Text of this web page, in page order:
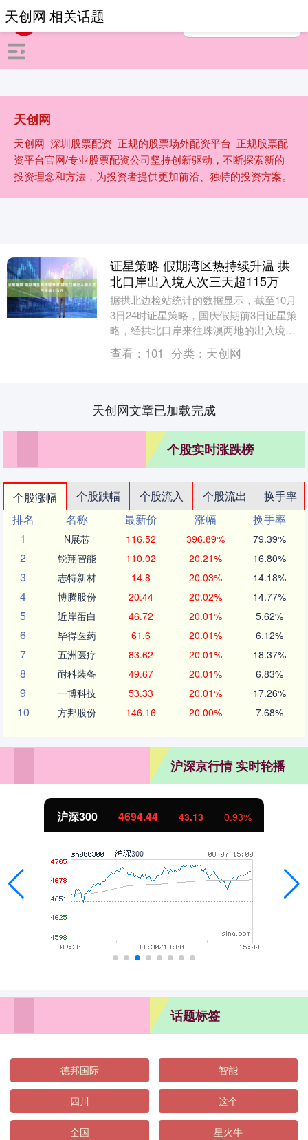
天创网
天创网_深圳股票配资_正规的股票场外配资平台_正规股票配
资平台官网/专业股票配资公司坚持创新驱动，不断探索新的
投资理念和方法，为投资者提供更加前沿、独特的投资方案。
天创网 相关话题
证星策略 假期湾区热持续升温 拱
北口岸出入境人次三天超115万
据拱北边检站统计的数据显示，截至10月
3日24时证星策略，国庆假期前3日证星策
略，经拱北口岸来往珠澳两地的出入境人
员总量超115万人次，同比增长超5%，其
中内地....
查看： 101 分类： 天创网
天创网文章已加载完成
个股实时涨跌榜
个股涨幅 个股跌幅 个股流入 个股流出
换手率
排名
名称 最新价 涨幅
换手率
1
N展芯 116.52 396.89% 79.39%
2 锐翔智能 110.02 20.21% 16.80%
3 志特新材 14.8 20.03% 14.18%
4 博腾股份 20.44 20.02% 14.77%
5 近岸蛋白 46.72 20.01% 5.62%
6 毕得医药 61.6 20.01% 6.12%
7 五洲医疗 83.62 20.01% 18.37%
8 耐科装备 49.67 20.01% 6.83%
9 一博科技 53.33 20.01% 17.26%
10 方邦股份 146.16 20.00% 7.68%
沪深京行情 实时轮播
北证50 1134.24 11.37 1.01%
话题标签
德邦国际 智能
四川 这个
全国 星火牛